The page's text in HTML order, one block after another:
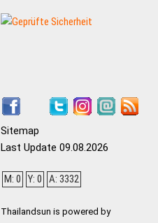
Sitemap
Last Update 09.08.2026
M: 0 Y: 0 A: 3332
Thailandsun is powered by